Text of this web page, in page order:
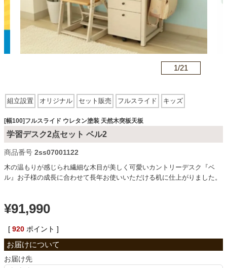
ダイニングテーブル・セット
椅子・チェア
ベッド
収納家具
1/21
組立設置 オリジナル セット販売 フルスライド キッズ
ウレタン塗装 天然木突板天板
[幅100]フルスライド ウレタン塗装 天然木突板天板
学習デスク2点セット ベル2
商品番号 2ss07001122
木の温もりが感じられ繊細な木目が美しく可愛いカントリーデスク『ベ
ル』お子様の成長に合わせて長年お使いいただける机に仕上がりました。
¥91,990
[ 920 ポイント ]
お届け先